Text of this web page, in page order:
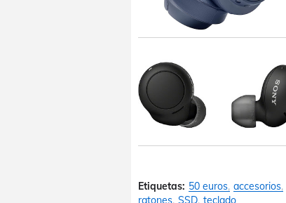
Etiquetas: 50 euros accesorios
ratones SSD teclado